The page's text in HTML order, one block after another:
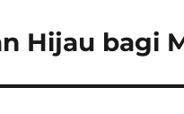
Hijau bagi